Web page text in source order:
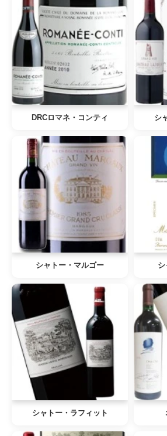
DRCロマネ・コンティ シ
シャトー・マルゴー
シャトー・ラフィット